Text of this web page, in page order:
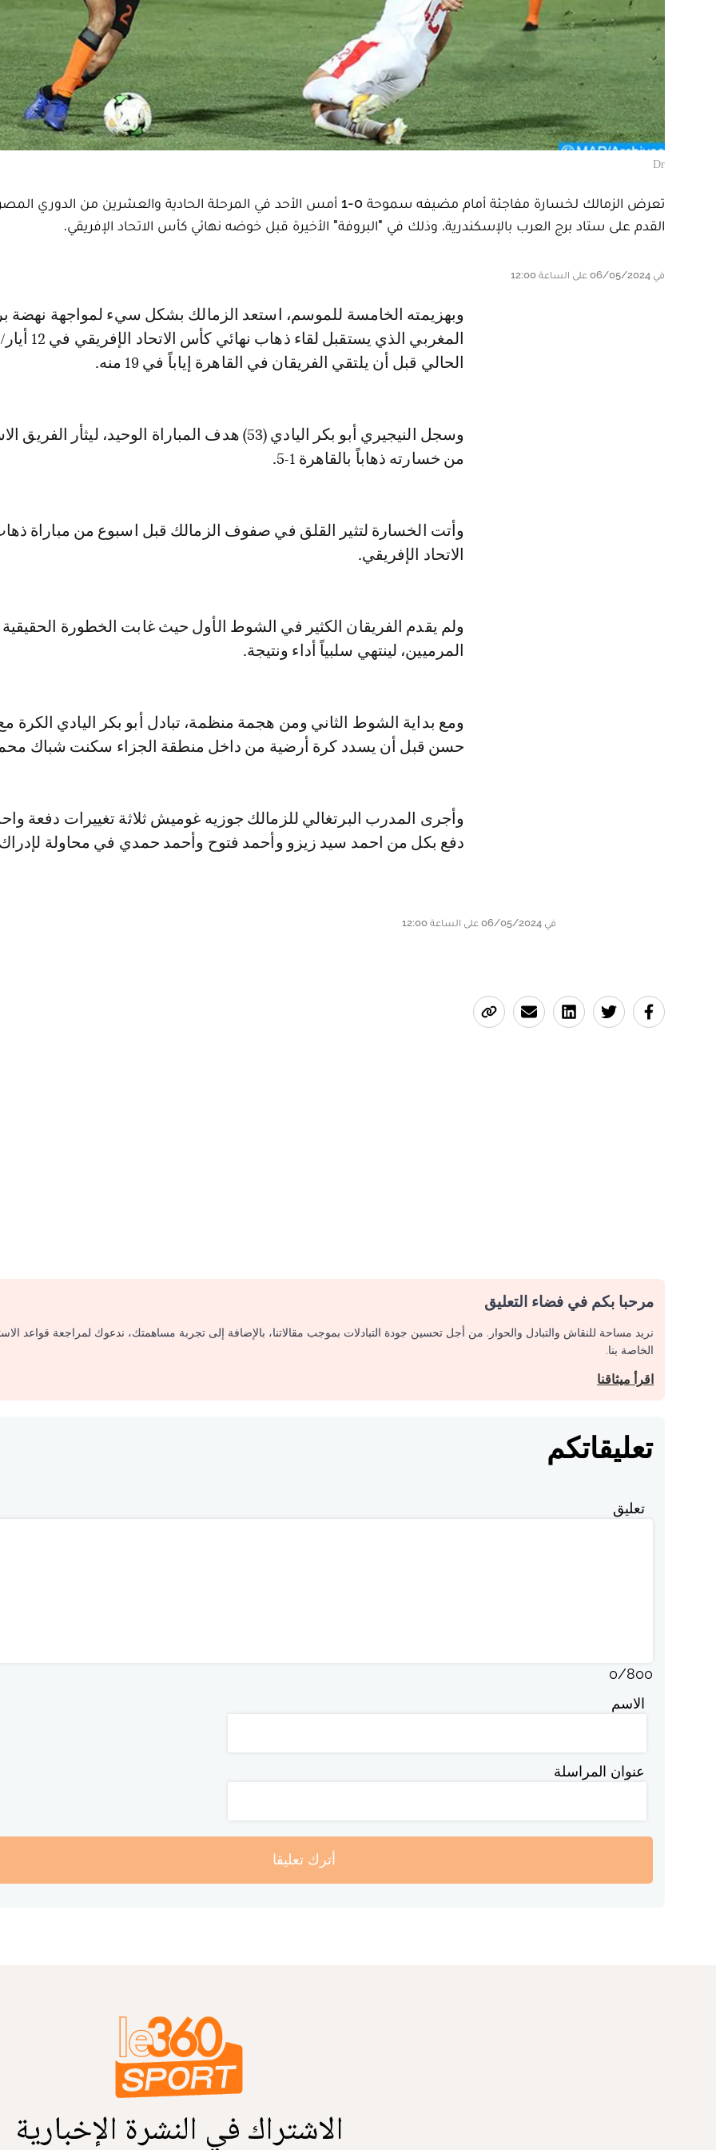
Dr
تعرض الزمالك لخسارة مفاجئة أمام مضيفه سموحة 0-1 أمس الأحد في المرحلة الحادية والعشرين من
القدم على ستاد برج العرب بالإسكندرية، وذلك في "البروفة" الأخيرة قبل خوضه نهائي كأس الاتحاد الإفريقي.
في 06/05/2024 على الساعة 12:00
وبهزيمته الخامسة للموسم، استعد الزمالك بشكل سيء لمواجهة نهضة بركان
المغربي الذي يستقبل لقاء ذهاب
الحالي قبل أن يلتقي الفريقان في القاهرة إياباً في 19 منه.
وسجل النيجيري أبو بكر اليادي (53) هدف المباراة الوحيد، ليثأر
من خسارته ذهاباً بالقاهرة 1-5.
وأتت الخسارة لتثير القلق في صفوف الزمالك قبل اسبوع من مباراة
الاتحاد الإفريقي.
ولم يقدم الفريقان الكثير في الشوط الأول حيث غابت الخطورة
المرميين، لينتهي سلبياً أداء ونتيجة.
ومع بداية الشوط الثاني ومن هجمة منظمة، تبادل أبو بكر اليادي الكرة
حسن قبل أن يسدد كرة أرضية من داخل منطقة الجزاء سكنت شباك
وأجرى المدرب البرتغالي للزمالك جوزيه غوميش ثلاثة تغييرات دفعة
دفع بكل من احمد سيد زيزو وأحمد فتوح وأحمد حمدي في محاولة لإدراك
في 06/05/2024 على الساعة 12:00
مرحبا بكم في فضاء التعليق
نريد مساحة للنقاش والتبادل والحوار. من أجل تحسين جودة التبادلات بموجب مقالاتنا، بالإضافة إلى تجربة مساهمتك، ندعوك لمراجعة قواعد
الخاصة بنا.
اقرأ ميثاقنا
تعليقاتكم
تعليق
0/800
الاسم
عنوان المراسلة
أترك تعليقا
الاشتراك في النشرة الإخبارية